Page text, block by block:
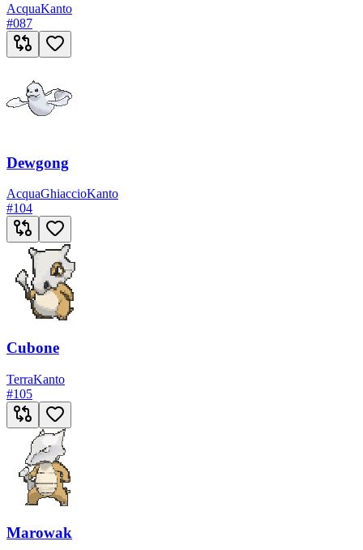
AcquaKanto
#087
Dewgong
AcquaGhiaccioKanto
#104
Cubone
TerraKanto
#105
Marowak